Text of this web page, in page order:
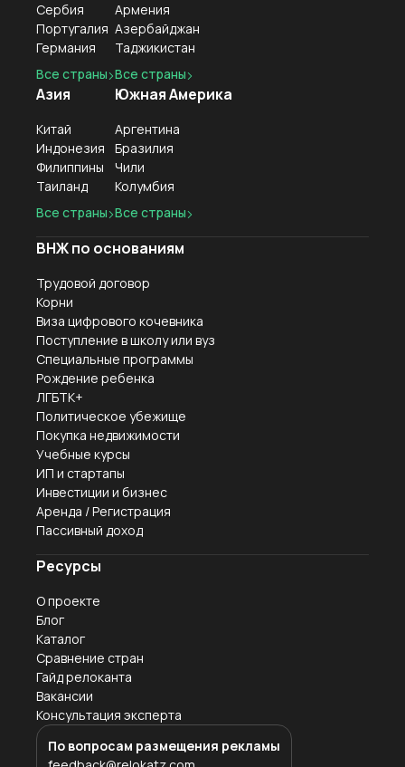
Сербия
Португалия
Германия
Все страны
Азия
Китай
Индонезия
Филиппины
Таиланд
Все страны
Армения
Азербайджан
Таджикистан
Все страны
Южная Америка
Аргентина
Бразилия
Чили
Колумбия
Все страны
ВНЖ по основаниям
Трудовой договор
Корни
Виза цифрового кочевника
Поступление в школу или вуз
Специальные программы
Рождение ребенка
ЛГБТК+
Политическое убежище
Покупка недвижимости
Учебные курсы
ИП и стартапы
Инвестиции и бизнес
Аренда / Регистрация
Пассивный доход
Ресурсы
О проекте
Блог
Каталог
Сравнение стран
Гайд релоканта
Вакансии
Консультация эксперта
По вопросам размещения рекламы